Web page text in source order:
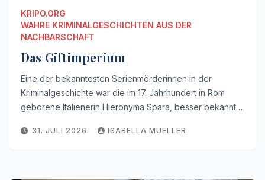
KRIPO.ORG
WAHRE KRIMINALGESCHICHTEN AUS DER
NACHBARSCHAFT
Das Giftimperium
Eine der bekanntesten Serienmörderinnen in der
Kriminalgeschichte war die im 17. Jahrhundert in Rom
geborene Italienerin Hieronyma Spara, besser bekannt…
31. JULI 2026 ISABELLA MUELLER